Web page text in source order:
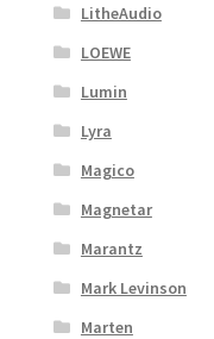
LitheAudio
LOEWE
Lumin
Lyra
Magico
Magnetar
Marantz
Mark Levinson
Marten